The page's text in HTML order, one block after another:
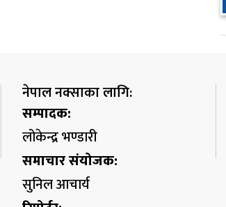
नेपाल नक्साका लागि:
सम्पादक:
लोकेन्द्र भण्डारी
समाचार संयोजक:
सुनिल आचार्य